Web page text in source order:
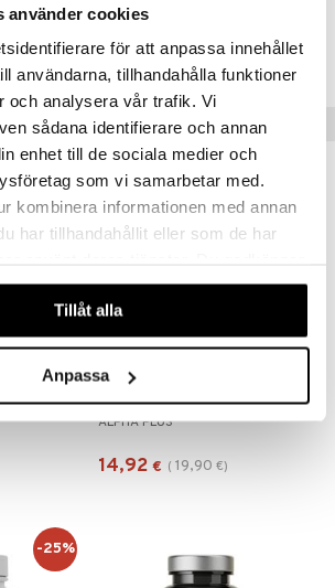
använder cookies
för att anpassa innehållet
användarna, tillhandahålla funktioner
och analysera vår trafik. Vi
sådana identifierare och annan
enhet till de sociala medier och
som vi samarbetar med.
kombinera informationen med annan
har tillhandahållit eller som de har
användande av vår webbplats.
Tillåt alla
Anpassa
Suositut tuotteet
Alpha Plus Magnesium Synergi
ALPHA PLUS
14,92 € ( 19,90 €)
kampanja
-25%